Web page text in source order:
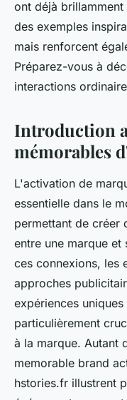
ont déjà
des exemples
mais renforcent
Préparez-vous à
interactions
Introduction
mémorables
L'activation de
essentielle dans le
permettant de créer
entre une marque
ces connexions, les
approches
expériences
particulièrement
à la marque. Autant
memorable brand
hstories.fr illustrent